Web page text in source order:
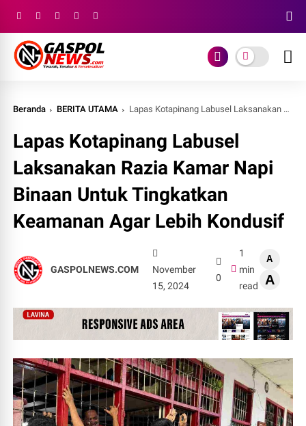
Beranda BERITA UTAMA Lapas Kotapinang Labusel Laksanakan Razia Kamar Napi Binaan Untuk Tingkatkan Keamanan Agar Lebih Kondusif
Lapas Kotapinang Labusel
Laksanakan Razia Kamar Napi
Binaan Untuk Tingkatkan
Keamanan Agar Lebih Kondusif
GASPOLNEWS.COM
November
15, 2024
0
1
min
read
A
A